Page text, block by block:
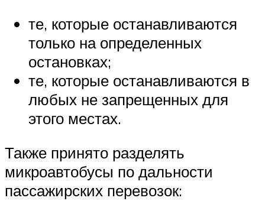
те, которые останавливаются
только на определенных
остановках;
те, которые останавливаются в
любых не запрещенных для
этого местах.
Также принято разделять
микроавтобусы по дальности
пассажирских перевозок: